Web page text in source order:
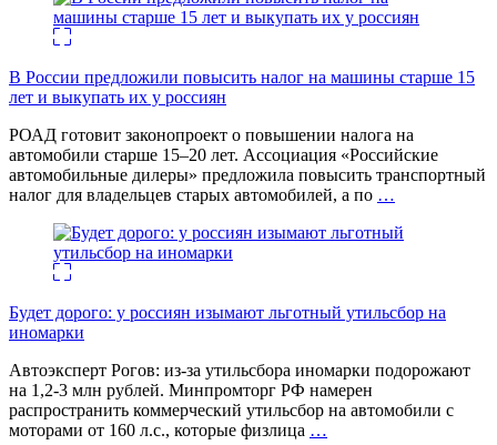
В России предложили повысить налог на машины старше 15
лет и выкупать их у россиян
РОАД готовит законопроект о повышении налога на
автомобили старше 15–20 лет. Ассоциация «Российские
автомобильные дилеры» предложила повысить транспортный
налог для владельцев старых автомобилей, а по …
Будет дорого: у россиян изымают льготный утильсбор на
иномарки
Автоэксперт Рогов: из-за утильсбора иномарки подорожают
на 1,2-3 млн рублей. Минпромторг РФ намерен
распространить коммерческий утильсбор на автомобили с
моторами от 160 л.с., которые физлица …